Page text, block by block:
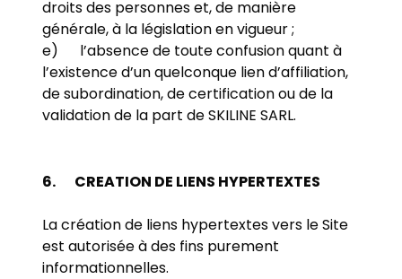
droits des personnes et, de manière
générale, à la législation en vigueur ;
e) l’absence de toute confusion quant à
l’existence d’un quelconque lien d’affiliation,
de subordination, de certification ou de la
validation de la part de SKILINE SARL.
6. CREATION DE LIENS HYPERTEXTES
La création de liens hypertextes vers le Site
est autorisée à des fins purement
informationnelles.